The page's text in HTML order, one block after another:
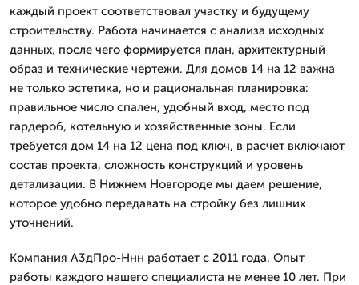
каждый проект соответствовал участку и будущему
строительству. Работа начинается с анализа исходных
данных, после чего формируется план, архитектурный
образ и технические чертежи. Для домов 14 на 12 важна
не только эстетика, но и рациональная планировка:
правильное число спален, удобный вход, место под
гардероб, котельную и хозяйственные зоны. Если
требуется дом 14 на 12 цена под ключ, в расчет включают
состав проекта, сложность конструкций и уровень
детализации. В Нижнем Новгороде мы даем решение,
которое удобно передавать на стройку без лишних
уточнений.
Компания А3дПро-Ннн работает с 2011 года. Опыт
работы каждого нашего специалиста не менее 10 лет. При